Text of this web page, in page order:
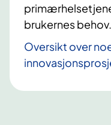
brukernes behov.
Oversikt over